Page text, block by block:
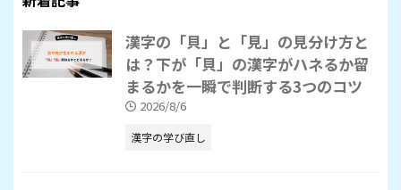
漢字の「貝」と「見」の見分け方と
は？下が「貝」の漢字がハネるか留
まるかを一瞬で判断する3つのコツ
2026/8/6
漢字の学び直し